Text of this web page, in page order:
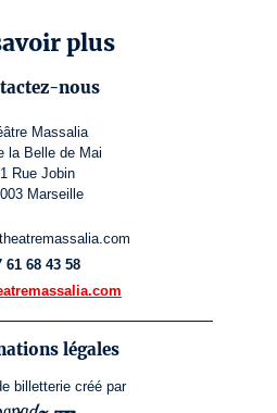
plus
nous
Massalia
la Belle de Mai
Rue Jobin
Marseille
61 68 43 58
légales
billetterie créé par